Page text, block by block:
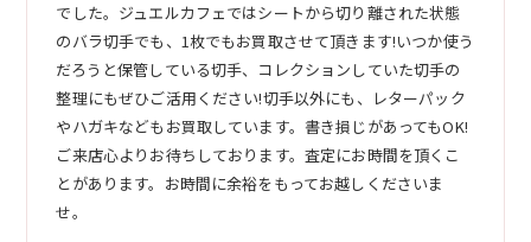
でした。ジュエルカフェではシートから切り離された状態
のバラ切手でも、1枚でもお買取させて頂きます!いつか使う
だろうと保管している切手、コレクションしていた切手の
整理にもぜひご活用ください!切手以外にも、レターパック
やハガキなどもお買取しています。書き損じがあってもOK!
ご来店心よりお待ちしております。査定にお時間を頂くこ
とがあります。お時間に余裕をもってお越しくださいま
せ。